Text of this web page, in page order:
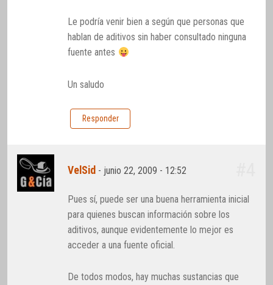
Le podría venir bien a según que personas que
hablan de aditivos sin haber consultado ninguna
fuente antes
Un saludo
Responder
VelSid - junio 22, 2009 - 12:52
Pues sí, puede ser una buena herramienta inicial
para quienes buscan información sobre los
aditivos, aunque evidentemente lo mejor es
acceder a una fuente oficial.
De todos modos, hay muchas sustancias que